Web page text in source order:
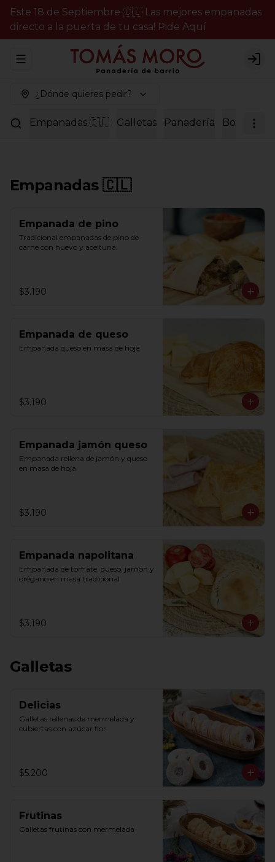
Este 18 de Septiembre 🇨🇱 Las mejores empanadas
directo a la puerta de tu casa! Pide Aquí
Abrir menu de navegación
¿Dónde quieres pedir?
Empanadas 🇨🇱 Galletas Panadería Bollería
Empanadas 🇨🇱
Empanada de pino
Tradicional empanadas de pino de
carne con huevo y aceituna.
$3.190
Empanada de queso
Empanada queso en masa de hoja
$3.190
Empanada jamón queso
Empanada rellena de jamón y queso
en masa de hoja
$3.190
Empanada napolitana
Empanada de tomate, queso, jamón y
orégano en masa tradicional
$3.190
Galletas
Delicias
Galletas rellenas de mermelada y
cubiertas con azúcar flor
$5.200
Frutinas
Galletas frutinas con mermelada